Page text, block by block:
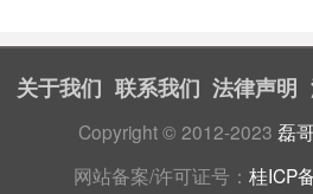
关于我们 联系我们 法律声明
Copyright © 2012-2023 磊
网站备案/许可证号： 桂ICP